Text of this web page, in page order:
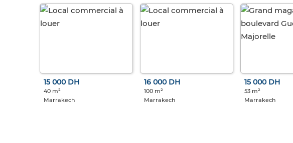
15 000 DH
40 m²
Marrakech
16 000 DH
100 m²
Marrakech
15 000 DH
53 m²
Marrakech